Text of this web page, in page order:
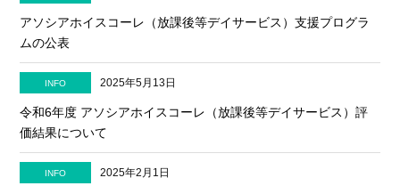
アソシアホイスコーレ（放課後等デイサービス）支援プログラ
ムの公表
INFO 2025年5月13日
令和6年度 アソシアホイスコーレ（放課後等デイサービス）評
価結果について
INFO 2025年2月1日